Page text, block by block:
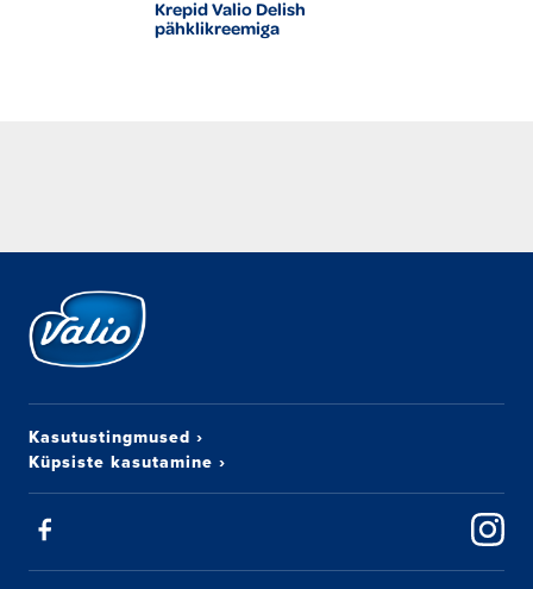
Krepid Valio Delish
pähklikreemiga
Kasutustingmused ›
Küpsiste kasutamine ›